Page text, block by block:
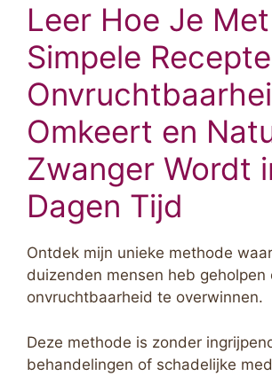
Leer Hoe Je Met
Simpele
Omkeert en
Zwanger Wordt
Dagen Tijd
Ontdek mijn unieke methode
duizenden mensen heb geholpen
onvruchtbaarheid te overwinnen.
Deze methode is zonder
behandelingen of schadelijke